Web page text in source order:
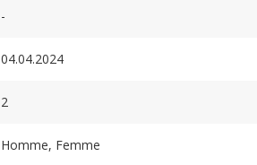
-
04.04.2024
2
Homme, Femme